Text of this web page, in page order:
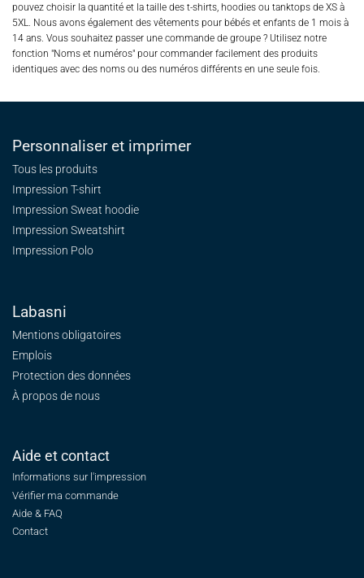
pouvez choisir la quantité et la taille des t-shirts, hoodies ou tanktops de XS à
5XL. Nous avons également des vêtements pour bébés et enfants de 1 mois à
14 ans. Vous souhaitez passer une commande de groupe ? Utilisez notre
fonction "Noms et numéros" pour commander facilement des produits
identiques avec des noms ou des numéros différents en une seule fois.
Personnaliser et imprimer
Tous les produits
Impression T-shirt
Impression Sweat hoodie
Impression Sweatshirt
Impression Polo
Labasni
Mentions obligatoires
Emplois
Protection des données
À propos de nous
Aide et contact
Informations sur l'impression
Vérifier ma commande
Aide & FAQ
Contact